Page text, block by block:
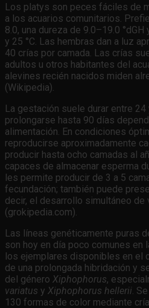
Los platys son peces fáciles de
a los acuarios comunitarios.
8.0, una dureza de 9.0–19.0
y 25 °C. Las hembras dan a luz
40 crías por camada. Las crías
adultos u otros habitantes del
alevines recién nacidos miden
(Wikipedia).
La gestación suele durar entre
prolongarse hasta 90 días
alimentación. En condiciones
reproducirse aproximadamente
producir hasta ocho camadas al
capaces de almacenar esperma
les permite producir de 3 a 5
fecundación; también puede
decir, el desarrollo simultáneo de
(grokipedia.com).
Las líneas genéticamente puras
son hoy en día poco comunes en
los ejemplares disponibles en el
de una prolongada hibridación y
del género Xiphophorus,
variatus y Xiphophorus hellerii.
130 formas de color mediante